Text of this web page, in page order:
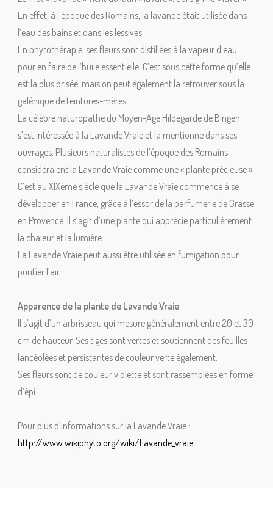
En effet, à l’époque des Romains, la lavande était utilisée dans
l’eau des bains et dans les lessives.
En phytothérapie, ses fleurs sont distillées à la vapeur d’eau
pour en faire de l’huile essentielle. C’est sous cette forme qu’elle
est la plus prisée, mais on peut également la retrouver sous la
galénique de teintures-mères.
La célèbre naturopathe du Moyen-Age Hildegarde de Bingen
s’est intéressée à la Lavande Vraie et la mentionne dans ses
ouvrages. Plusieurs naturalistes de l’époque des Romains
considéraient la Lavande Vraie comme une « plante précieuse ».
C’est au XIXème siècle que la Lavande Vraie commence à se
développer en France, grâce à l’essor de la parfumerie de Grasse
en Provence. Il s’agit d’une plante qui apprécie particulièrement
la chaleur et la lumière.
La Lavande Vraie peut aussi être utilisée en fumigation pour
purifier l’air.
Apparence de la plante de Lavande Vraie
Il s’agit d’un arbrisseau qui mesure généralement entre 20 et 30
cm de hauteur. Ses tiges sont vertes et soutiennent des feuilles
lancéolées et persistantes de couleur verte également.
Ses fleurs sont de couleur violette et sont rassemblées en forme
d’épi.
Pour plus d’informations sur la Lavande Vraie :
http://www.wikiphyto.org/wiki/Lavande_vraie